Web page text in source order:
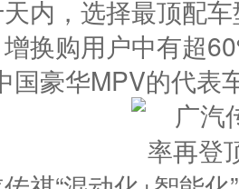
内，选择最顶配
换购用户中有超
国豪华MPV的代表